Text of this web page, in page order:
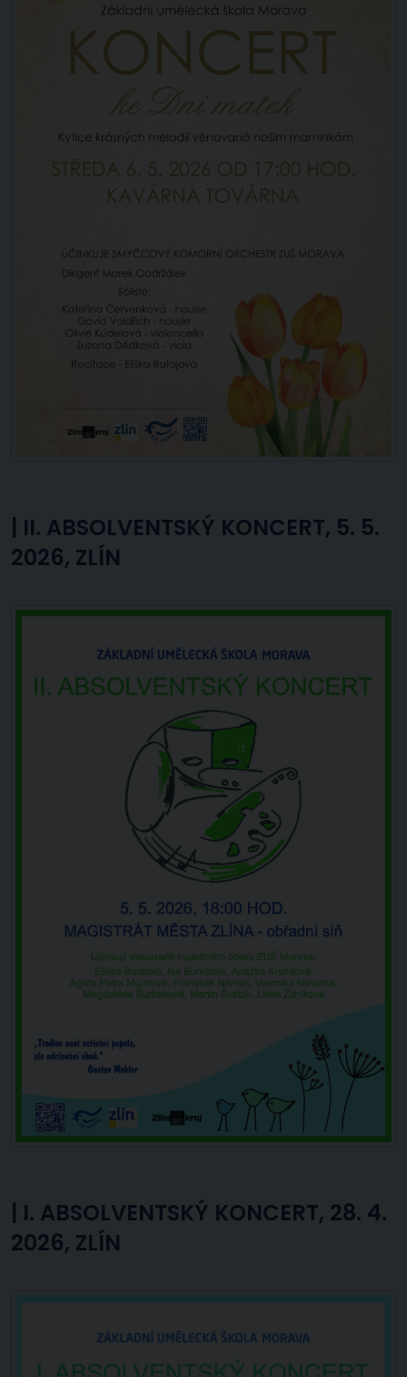
| II. ABSOLVENTSKÝ KONCERT, 5. 5.
2026, ZLÍN
| I. ABSOLVENTSKÝ KONCERT, 28. 4.
2026, ZLÍN